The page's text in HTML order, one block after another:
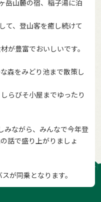
岳山麓の宿、稲子湯に泊
て、登山客を癒し続けて
が豊富でおいしいです。
森をみどり池まで散策し
らびそ小屋までゆったり
みながら、みんなで今年登
話で盛り上がりましょ
が同乗となります。